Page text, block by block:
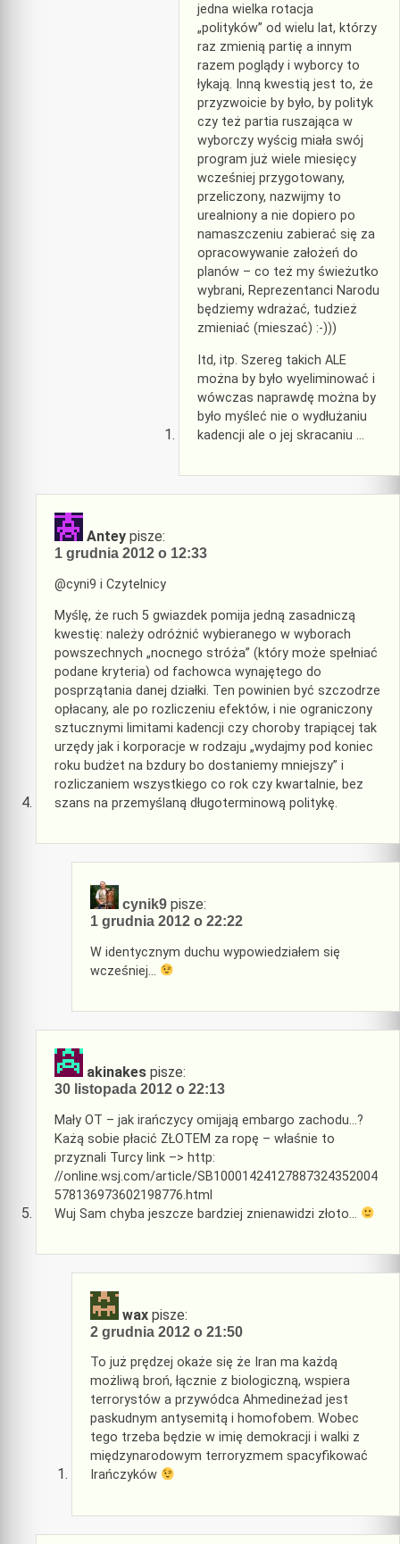
jedna wielka rotacja
„polityków” od wielu lat, którzy
raz zmienią partię a innym
razem poglądy i wyborcy to
łykają. Inną kwestią jest to, że
przyzwoicie by było, by polityk
czy też partia ruszająca w
wyborczy wyścig miała swój
program już wiele miesięcy
wcześniej przygotowany,
przeliczony, nazwijmy to
urealniony a nie dopiero po
namaszczeniu zabierać się za
opracowywanie założeń do
planów – co też my świeżutko
wybrani, Reprezentanci Narodu
będziemy wdrażać, tudzież
zmieniać (mieszać) :-)))
Itd, itp. Szereg takich ALE
można by było wyeliminować i
wówczas naprawdę można by
było myśleć nie o wydłużaniu
kadencji ale o jej skracaniu …
Antey pisze:
1 grudnia 2012 o 12:33
@cyni9 i Czytelnicy
Myślę, że ruch 5 gwiazdek pomija jedną zasadniczą
kwestię: należy odróżnić wybieranego w wyborach
powszechnych „nocnego stróża” (który może spełniać
podane kryteria) od fachowca wynajętego do
posprzątania danej działki. Ten powinien być szczodrze
opłacany, ale po rozliczeniu efektów, i nie ograniczony
sztucznymi limitami kadencji czy choroby trapiącej tak
urzędy jak i korporacje w rodzaju „wydajmy pod koniec
roku budżet na bzdury bo dostaniemy mniejszy” i
rozliczaniem wszystkiego co rok czy kwartalnie, bez
szans na przemyślaną długoterminową politykę.
cynik9 pisze:
1 grudnia 2012 o 22:22
W identycznym duchu wypowiedziałem się
wcześniej…
akinakes pisze:
30 listopada 2012 o 22:13
Mały OT – jak irańczycy omijają embargo zachodu…?
Każą sobie płacić ZŁOTEM za ropę – właśnie to
przyznali Turcy link –> http:
//online.wsj.com/article/SB10001424127887324352004
578136973602198776.html
Wuj Sam chyba jeszcze bardziej znienawidzi złoto…
wax pisze:
2 grudnia 2012 o 21:50
To już prędzej okaże się że Iran ma każdą
możliwą broń, łącznie z biologiczną, wspiera
terrorystów a przywódca Ahmedineżad jest
paskudnym antysemitą i homofobem. Wobec
tego trzeba będzie w imię demokracji i walki z
międzynarodowym terroryzmem spacyfikować
Irańczyków